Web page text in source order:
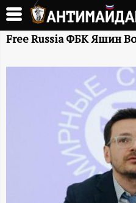
Перейти
основному
А
Н
Free Russia ФБК Яшин